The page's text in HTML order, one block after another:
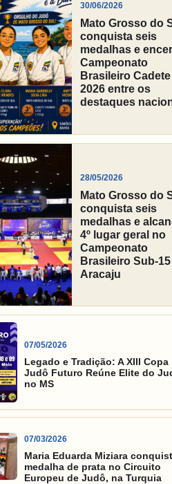
30/06/2026
Mato Grosso do
conquista seis
medalhas e
Campeonato
Brasileiro Cadete
2026 entre os
destaques
28/05/2026
Mato Grosso do
conquista seis
medalhas e
4º lugar geral no
Campeonato
Brasileiro Sub-
Aracaju
07/05/2026
Legado e Tradição: A XIII Copa
Judô Futuro Reúne Elite do
no MS
07/03/2026
Maria Eduarda Miziara
medalha de prata no Circuito
Europeu de Judô, na Turquia